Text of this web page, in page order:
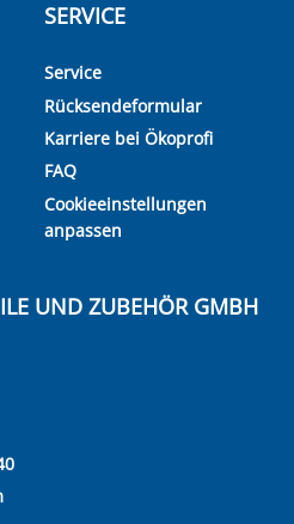
SERVICE
Service
Rücksendeformular
Karriere bei Ökoprofi
FAQ
Cookieeinstellungen
anpassen
UND ZUBEHÖR GMBH